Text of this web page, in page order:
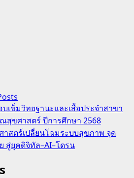
เข็มวิทยฐานะและเสื้อประจำสาขา
ขศาสตร์ ปีการศึกษา 2568
าสตร์เปลี่ยนโฉมระบบสุขภาพ จุด
สู่ยุคดิจิทัล–AI–โดรน